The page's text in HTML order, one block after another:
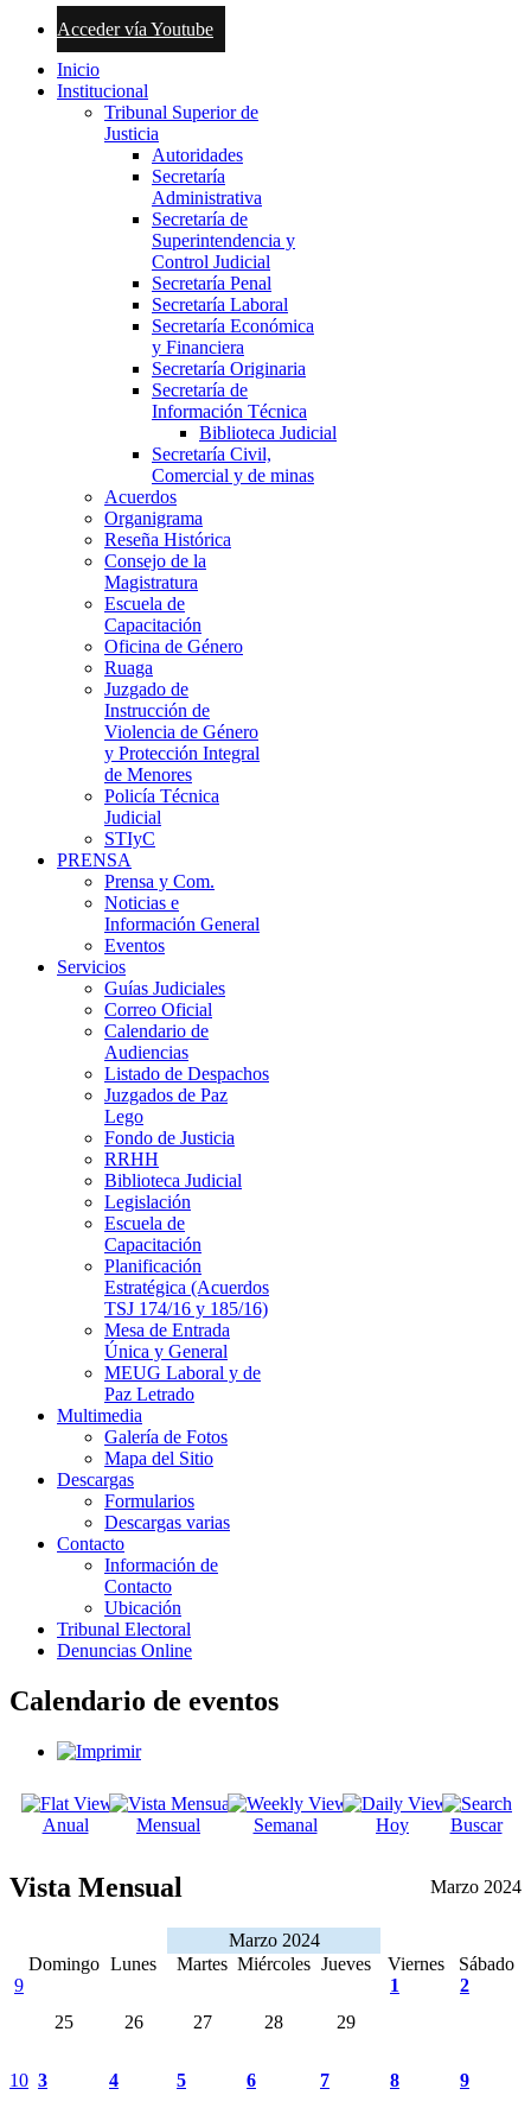
Acceder vía Youtube
Inicio
Institucional
Tribunal Superior de
Justicia
Autoridades
Secretaría
Administrativa
Secretaría de
Superintendencia y
Control Judicial
Secretaría Penal
Secretaría Laboral
Secretaría Económica
y Financiera
Secretaría Originaria
Secretaría de
Información Técnica
Biblioteca Judicial
Secretaría Civil,
Comercial y de minas
Acuerdos
Organigrama
Reseña Histórica
Consejo de la
Magistratura
Escuela de
Capacitación
Oficina de Género
Ruaga
Juzgado de
Instrucción de
Violencia de Género
y Protección Integral
de Menores
Policía Técnica
Judicial
STIyC
PRENSA
Prensa y Com.
Noticias e
Información General
Eventos
Servicios
Guías Judiciales
Correo Oficial
Calendario de
Audiencias
Listado de Despachos
Juzgados de Paz
Lego
Fondo de Justicia
RRHH
Biblioteca Judicial
Legislación
Escuela de
Capacitación
Planificación
Estratégica (Acuerdos
TSJ 174/16 y 185/16)
Mesa de Entrada
Única y General
MEUG Laboral y de
Paz Letrado
Multimedia
Galería de Fotos
Mapa del Sitio
Descargas
Formularios
Descargas varias
Contacto
Información de
Contacto
Ubicación
Tribunal Electoral
Denuncias Online
Calendario de eventos
Anual Mensual Semanal Hoy Buscar
Vista Mensual Marzo 2024
Marzo 2024
Domingo Lunes Martes Miércoles Jueves Viernes
Sábado
9
25
26 27 28 29
1 2
10 3 4 5 6 7 8 9